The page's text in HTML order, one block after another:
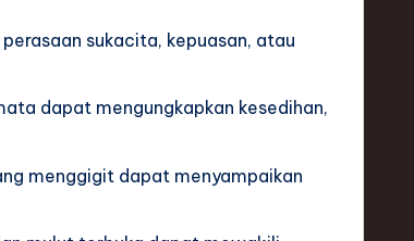
sukacita, kepuasan, atau
dapat mengungkapkan kesedihan,
menggigit dapat menyampaikan